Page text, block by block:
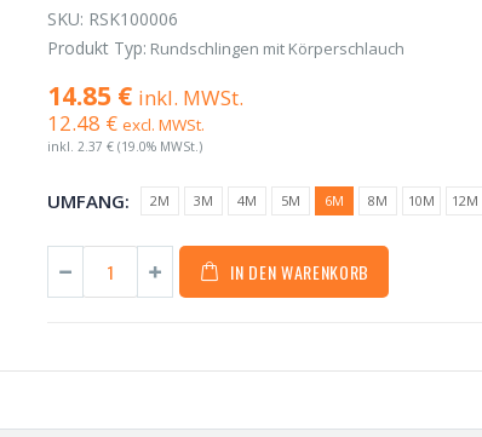
SKU: RSK100006
Produkt Typ: Rundschlingen mit Körperschlauch
14.85 € inkl. MWSt.
12.48 € excl. MWSt.
inkl. 2.37 € (19.0% MWSt.)
UMFANG: 2M 3M 4M 5M 6M 8M 10M 12M
IN DEN WARENKORB